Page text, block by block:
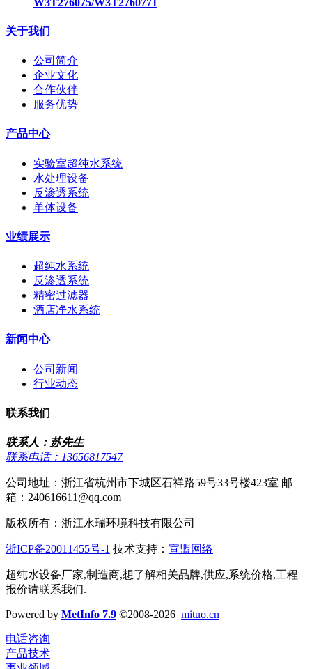
W3T276075/W3T2760771
关于我们
公司简介
企业文化
合作伙伴
服务优势
产品中心
实验室超纯水系统
水处理设备
反渗透系统
单体设备
业绩展示
超纯水系统
反渗透系统
精密过滤器
酒店净水系统
新闻中心
公司新闻
行业动态
联系我们
联系人：苏先生
联系电话：13656817547
公司地址：浙江省杭州市下城区石祥路59号33号楼423室 邮
箱：240616611@qq.com
版权所有：浙江水瑞环境科技有限公司
浙ICP备20011455号-1 技术支持： 宣盟网络
超纯水设备厂家,制造商,想了解相关品牌,供应,系统价格,工程
报价请联系我们.
Powered by MetInfo 7.9 ©2008-2026 mituo.cn
电话咨询
产品技术